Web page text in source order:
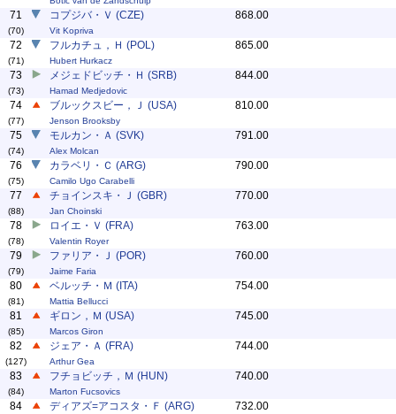
71
(70)
コプジバ・Ｖ (CZE)
Vit Kopriva
868.00
72
(71)
フルカチュ，Ｈ (POL)
Hubert Hurkacz
865.00
73
(73)
メジェドビッチ・Ｈ (SRB)
Hamad Medjedovic
844.00
74
(77)
ブルックスビー，Ｊ (USA)
Jenson Brooksby
810.00
75
(74)
モルカン・Ａ (SVK)
Alex Molcan
791.00
76
(75)
カラベリ・Ｃ (ARG)
Camilo Ugo Carabelli
790.00
77
(88)
チョインスキ・Ｊ (GBR)
Jan Choinski
770.00
78
(78)
ロイエ・Ｖ (FRA)
Valentin Royer
763.00
79
(79)
ファリア・Ｊ (POR)
Jaime Faria
760.00
80
(81)
ベルッチ・Ｍ (ITA)
Mattia Bellucci
754.00
81
(85)
ギロン，Ｍ (USA)
Marcos Giron
745.00
82
(127)
ジェア・Ａ (FRA)
Arthur Gea
744.00
83
(84)
フチョビッチ，Ｍ (HUN)
Marton Fucsovics
740.00
84 ディアズ=アコスタ・Ｆ (ARG) 732.00